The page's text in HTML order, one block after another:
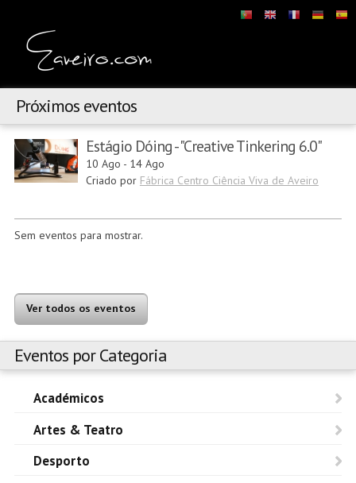
Próximos eventos
Estágio Dóing - "Creative Tinkering 6.0"
10 Ago - 14 Ago
Criado por Fábrica Centro Ciência Viva de Aveiro
Sem eventos para mostrar.
Ver todos os eventos
Eventos por Categoria
Académicos
Artes & Teatro
Desporto